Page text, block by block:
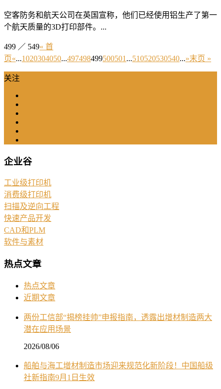
空客防务和航天公司在英国宣称，他们已经使用铝生产了第一
个航天质量的3D打印部件。...
499 ／ 549« 首
页«...1020304050...497498499500501 ...510520530540...»末页 »
关注
企业谷
工业级打印机
消费级打印机
扫描及逆向工程
快速产品开发
CAD和PLM
软件与素材
热点文章
热点文章
近期文章
两份工信部“揭榜挂帅”申报指南，透露出增材制造两大
潜在应用场景
2026/08/06
船舶与海工增材制造市场迎来规范化新阶段！中国船级
社新指南9月1日生效